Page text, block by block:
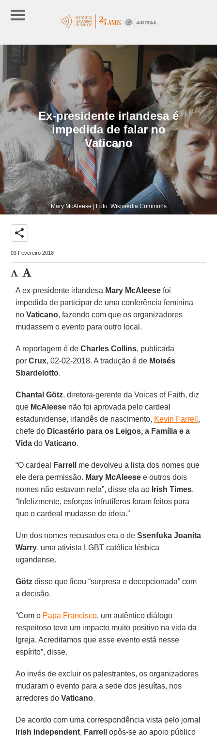
Ex-presidente irlandesa é
impedida de falar no
Vaticano
Mary McAleese | Foto: Wikimedia Commons
share
03 Fevereiro 2018
A ex-presidente irlandesa Mary McAleese foi
impedida de participar de uma conferência feminina
noVaticano, fazendo com que os organizadores
mudassem o evento para outro local.
A reportagem é deCharles Collins, publicada
porCrux, 02-02-2018. A tradução é de Moisés
Sbardelotto.
Chantal Götz, diretora-gerente da Voices of Faith, diz
que McAleese não foi aprovada pelo cardeal
estadunidense, irlandês de nascimento, Kevin Farrell ,
chefe do Dicastério para os Leigos, a Família e a
Vida doVaticano.
“O cardeal Farrell
me devolveu a lista dos nomes que
ele dera permissão. Mary McAleese e outros dois
nomes não estavam nela”, disse ela ao Irish Times.
“Infelizmente, esforços infrutíferos foram feitos para
que o cardeal mudasse de ideia.”
Um dos nomes recusados era o deSsenfuka Joanita
Warry, uma ativista LGBT católica lésbica
ugandense.
Götz disse que ficou “surpresa e decepcionada” com
a decisão.
“Com o Papa Francisco, um autêntico diálogo
respeitoso teve um impacto muito positivo na vida da
Igreja. Acreditamos que esse evento está nesse
espírito”, disse.
Ao invés de excluir os palestrantes, os organizadores
mudaram o evento para a sede dos jesuítas, nos
arredores doVaticano.
De acordo com uma correspondência vista pelo jornal
Irish Independent, Farrell
opôs-se ao apoio público